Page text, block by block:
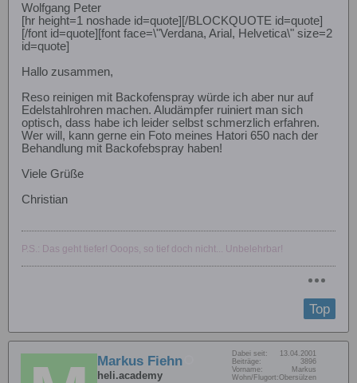
Wolfgang Peter
[hr height=1 noshade id=quote][/BLOCKQUOTE id=quote]
[/font id=quote][font face=\"Verdana, Arial, Helvetica\" size=2
id=quote]
Hallo zusammen,
Reso reinigen mit Backofenspray würde ich aber nur auf
Edelstahlrohren machen. Aludämpfer ruiniert man sich
optisch, dass habe ich leider selbst schmerzlich erfahren.
Wer will, kann gerne ein Foto meines Hatori 650 nach der
Behandlung mit Backofebspray haben!
Viele Grüße
Christian
P.S.: Das geht tiefer! Ooops, so tief doch nicht... Unbelehrbar!
Top
Markus Fiehn
heli.academy
Dabei seit:
13.04.2001
Beiträge:
3896
Vorname:
Markus
Wohn/Flugort:Obersülzen